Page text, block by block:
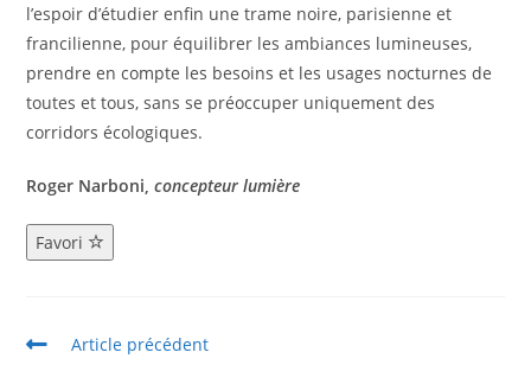
l’espoir d’étudier enfin une trame noire, parisienne et
francilienne, pour équilibrer les ambiances lumineuses,
prendre en compte les besoins et les usages nocturnes de
toutes et tous, sans se préoccuper uniquement des
corridors écologiques.
Roger Narboni, concepteur lumière
Favori
Article précédent